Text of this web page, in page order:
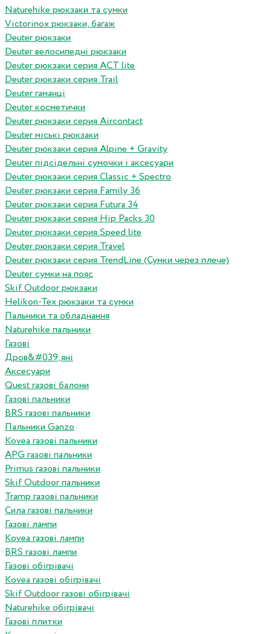
Naturehike рюкзаки та сумки
Victorinox рюкзаки, багаж
Deuter рюкзаки
Deuter велосипедні рюкзаки
Deuter рюкзаки серия ACT lite
Deuter рюкзаки серия Trail
Deuter гаманці
Deuter косметички
Deuter рюкзаки серия Aircontact
Deuter міські рюкзаки
Deuter рюкзаки серия Alpine + Gravity
Deuter підсідельні сумочки і аксесуари
Deuter рюкзаки серия Classic + Spectro
Deuter рюкзаки серия Family 36
Deuter рюкзаки серия Futura 34
Deuter рюкзаки серия Hip Packs 30
Deuter рюкзаки серия Speed lite
Deuter рюкзаки серия Travel
Deuter рюкзаки серия TrendLine (Сумки через плече)
Deuter сумки на пояс
Skif Outdoor рюкзаки
Helikon-Tex рюкзаки та сумки
Пальники та обладнання
Naturehike пальники
Газові
Дров&#039;яні
Аксесуари
Quest газові балони
Газові пальники
BRS газові пальники
Пальники Ganzo
Kovea газові пальники
APG газові пальники
Primus газові пальники
Skif Outdoor пальники
Tramp газові пальники
Сила газові пальники
Газові лампи
Kovea газові лампи
BRS газові лампи
Газові обігрівачі
Kovea газові обігрівачі
Skif Outdoor газові обігрівачі
Naturehike обігрівачі
Газові плитки